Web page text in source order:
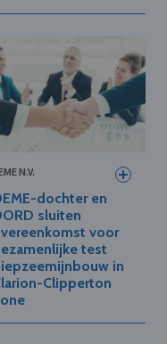
N.V.
dochter en
sluiten
voor
test
in
Clipperton